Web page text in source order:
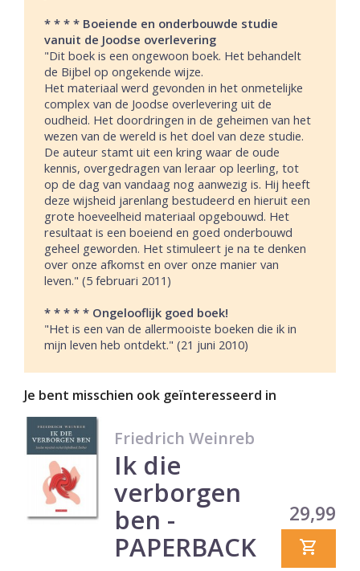
* * * * Boeiende en onderbouwde studie
vanuit de Joodse overlevering
"Dit boek is een ongewoon boek. Het behandelt
de Bijbel op ongekende wijze.
Het materiaal werd gevonden in het onmetelijke
complex van de Joodse overlevering uit de
oudheid. Het doordringen in de geheimen van het
wezen van de wereld is het doel van deze studie.
De auteur stamt uit een kring waar de oude
kennis, overgedragen van leraar op leerling, tot
op de dag van vandaag nog aanwezig is. Hij heeft
deze wijsheid jarenlang bestudeerd en hieruit een
grote hoeveelheid materiaal opgebouwd. Het
resultaat is een boeiend en goed onderbouwd
geheel geworden. Het stimuleert je na te denken
over onze afkomst en over onze manier van
leven." (5 februari 2011)
* * * * * Ongelooflijk goed boek!
"Het is een van de allermooiste boeken die ik in
mijn leven heb ontdekt." (21 juni 2010)
Je bent misschien ook geïnteresseerd in
Friedrich Weinreb
Ik die
verborgen
ben -
PAPERBACK
Prijs
29,99